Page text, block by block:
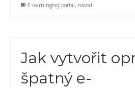
E-learningový portál, návod
Jak vytvořit
špatný e-